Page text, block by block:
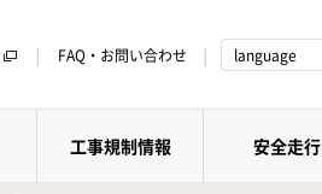
FAQ・お問い合わせ language
工事規制情報 安全走行